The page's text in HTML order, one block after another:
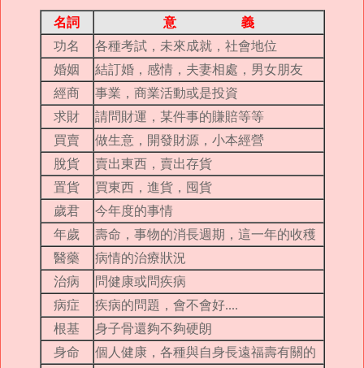
名詞
意 義
功名
各種考試，未來成就，社會地位
婚姻
結訂婚，感情，夫妻相處，男女朋友
經商
事業，商業活動或是投資
求財
請問財運，某件事的賺賠等等
買賣
做生意，開發財源，小本經營
脫貨
賣出東西，賣出存貨
置貨
買東西，進貨，囤貨
歲君
今年度的事情
年歲
壽命，事物的消長週期，這一年的收穫
醫藥
病情的治療狀況
治病
問健康或問疾病
病症
疾病的問題，會不會好....
根基
身子骨還夠不夠硬朗
身命
個人健康，各種與自身長遠福壽有關的